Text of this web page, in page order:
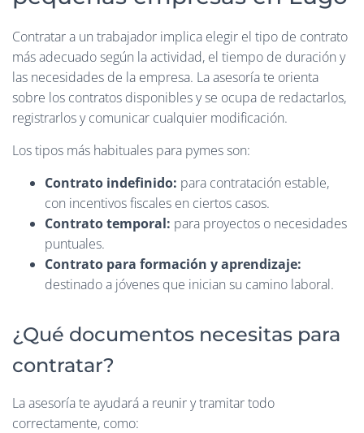
Contratar a un trabajador implica elegir el tipo de contrato
más adecuado según la actividad, el tiempo de duración y
las necesidades de la empresa. La asesoría te orienta
sobre los contratos disponibles y se ocupa de redactarlos,
registrarlos y comunicar cualquier modificación.
Los tipos más habituales para pymes son:
Contrato indefinido: para contratación estable,
con incentivos fiscales en ciertos casos.
Contrato temporal: para proyectos o necesidades
puntuales.
Contrato para formación y aprendizaje:
destinado a jóvenes que inician su camino laboral.
¿Qué documentos necesitas para
contratar?
La asesoría te ayudará a reunir y tramitar todo
correctamente, como: